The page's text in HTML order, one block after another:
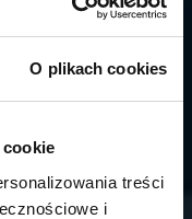
O plikach cookies
treści
i